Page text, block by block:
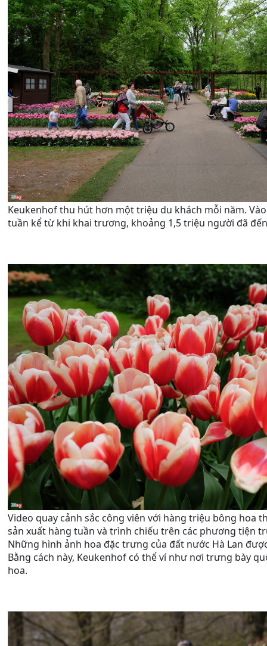
Keukenhof thu hút hơn một triệu du khách mỗi năm.
tuần kể từ khi khai trương, khoảng 1,5 triệu người đã
Video quay cảnh sắc công viên với hàng triệu bông hoa
sản xuất hàng tuần và trình chiếu trên các phương tiện
Những hình ảnh hoa đặc trưng của đất nước Hà Lan
Bằng cách này, Keukenhof có thể ví như nơi trưng bày
hoa.